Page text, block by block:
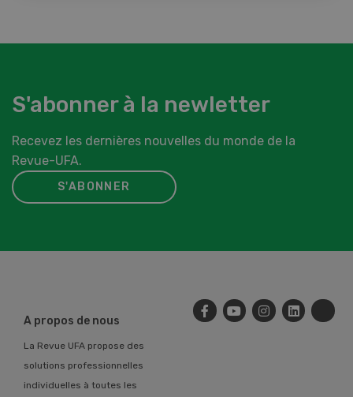
S'abonner à la newletter
Recevez les dernières nouvelles du monde de la
Revue-UFA.
S'ABONNER
A propos de nous
La Revue UFA propose des
solutions professionnelles
individuelles à toutes les